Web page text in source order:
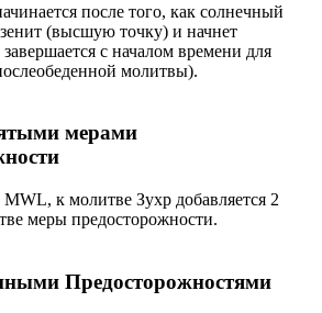
после того, как солнечный
зенит (высшую точку) и начнет
с началом времени для
молитвы).
мерами
к молитве Зухр добавляется 2
меры предосторожности.
Предосторожностями